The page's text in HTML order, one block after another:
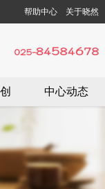
帮助中心 关于晓然
中心动态